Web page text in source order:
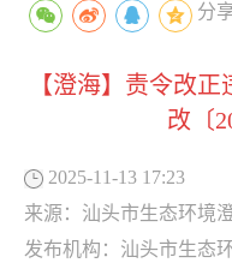
分
【澄海】责令改
改〔
2025-11-13 17:23
来源： 汕头市生态环境
发布机构： 汕头市生态